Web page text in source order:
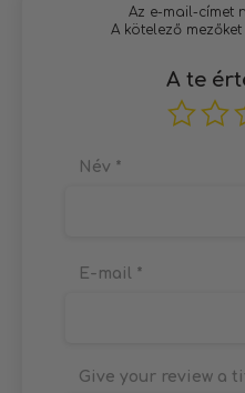
Az e-mail-címet
A kötelező mezőket
Give your review a
A te
Név *
E-mail *